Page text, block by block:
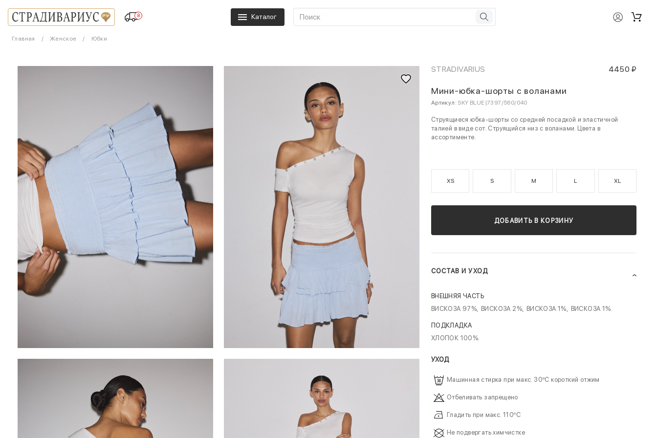
8 Каталог
Главная Женское Юбки
STRADIVARIUS 4450 ₽
Мини-юбка-шорты с воланами
Артикул: SKY BLUE|7397/560/040
Струящиеся юбка-шорты со средней посадкой и эластичной
талией в виде сот. Струящийся низ с воланами. Цвета в
ассортименте.
XS S M L XL
ДОБАВИТЬ В КОРЗИНУ
СОСТАВ И УХОД
ВНЕШНЯЯ ЧАСТЬ
ВИСКОЗА 97%, ВИСКОЗА 2%, ВИСКОЗА 1%, ВИСКОЗА 1%.
ПОДКЛАДКА
ХЛОПОК 100%.
УХОД
Машинная стирка при макс. 30ºC короткий отжим
Отбеливать запрещено
Гладить при макс. 110ºC
Не подвергать химчистке